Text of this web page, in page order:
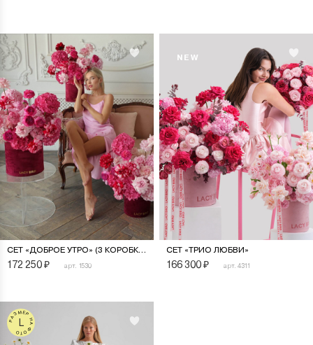
СЕТ «ДОБРОЕ УТРО» (3 КОРОБКИ)
172 250₽ арт. 1530
NEW
СЕТ «ТРИО ЛЮБВИ»
166 300₽ арт. 4311
РАЗМЕР НА ФОТО
L